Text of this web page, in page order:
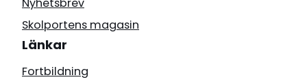
Nyhetsbrev
Skolportens magasin
Länkar
Fortbildning